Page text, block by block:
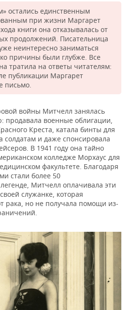
остались единственным
при жизни Маргарет
книги она отказывалась от
продолжений. Писательница
неинтересно заниматься
причины были глубже. Все
тратила на ответы читателям:
публикации Маргарет
письмо.
войны Митчелл занялась
продавала военные облигации,
Креста, катала бинты для
солдатам и даже спонсировала
В 1941 году она тайно
колледже Морхаус для
факультете. Благодаря
стали более 50
Митчелл оплачивала эти
служанке, которая
рака, но не получала помощи из-